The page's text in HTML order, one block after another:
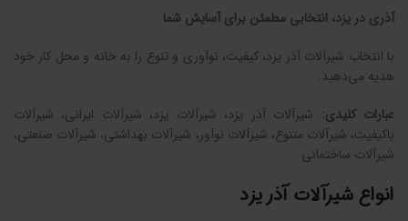
آذری در یزد، انتخابی مطمئن برای آسایش شما
با انتخاب شیرآلات آذر یزد، کیفیت، نوآوری و تنوع را به خانه و محل کار خود
هدیه می‌دهید.
عبارات کلیدی: شیرآلات آذر یزد، شیرآلات یزد، شیرآلات ایرانی، شیرآلات
باکیفیت، شیرآلات متنوع، شیرآلات نوآور، شیرآلات بهداشتی، شیرآلات صنعتی،
شیرآلات ساختمانی
انواع شیرآلات آذر یزد